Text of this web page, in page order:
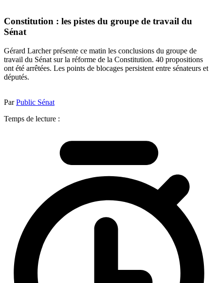
Constitution : les pistes du groupe de travail du
Sénat
Gérard Larcher présente ce matin les conclusions du groupe de
travail du Sénat sur la réforme de la Constitution. 40 propositions
ont été arrêtées. Les points de blocages persistent entre sénateurs et
députés.
ParPublic Sénat
Temps de lecture :